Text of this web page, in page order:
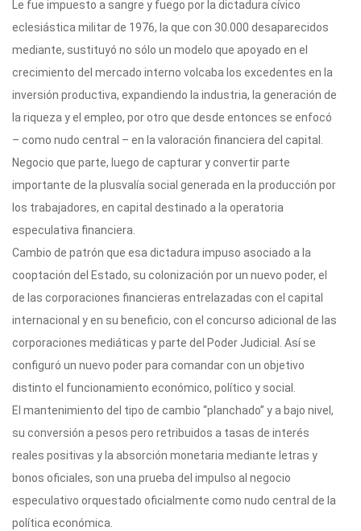
Le fue impuesto a sangre y fuego por la dictadura cívico
eclesiástica militar de 1976, la que con 30.000 desaparecidos
mediante, sustituyó no sólo un modelo que apoyado en el
crecimiento del mercado interno volcaba los excedentes en la
inversión productiva, expandiendo la industria, la generación de
la riqueza y el empleo, por otro que desde entonces se enfocó
– como nudo central – en la valoración financiera del capital.
Negocio que parte, luego de capturar y convertir parte
importante de la plusvalía social generada en la producción por
los trabajadores, en capital destinado a la operatoria
especulativa financiera.
Cambio de patrón que esa dictadura impuso asociado a la
cooptación del Estado, su colonización por un nuevo poder, el
de las corporaciones financieras entrelazadas con el capital
internacional y en su beneficio, con el concurso adicional de las
corporaciones mediáticas y parte del Poder Judicial. Así se
configuró un nuevo poder para comandar con un objetivo
distinto el funcionamiento económico, político y social.
El mantenimiento del tipo de cambio “planchado” y a bajo nivel,
su conversión a pesos pero retribuidos a tasas de interés
reales positivas y la absorción monetaria mediante letras y
bonos oficiales, son una prueba del impulso al negocio
especulativo orquestado oficialmente como nudo central de la
política económica.